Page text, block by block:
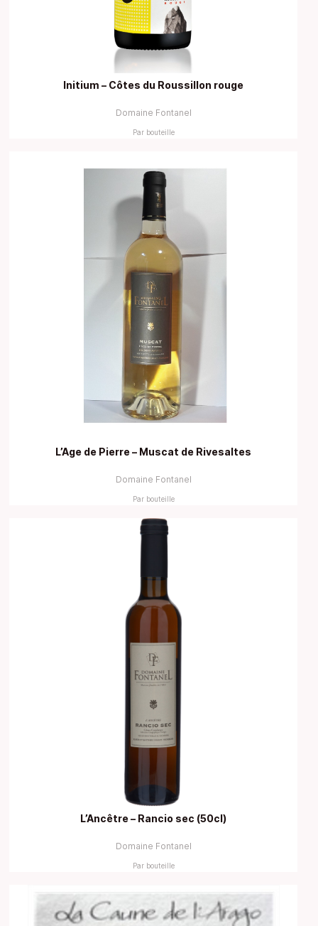
Initium – Côtes du Roussillon rouge
Domaine Fontanel
Par bouteille
L’Age de Pierre – Muscat de Rivesaltes
Domaine Fontanel
Par bouteille
L’Ancêtre – Rancio sec (50cl)
Domaine Fontanel
Par bouteille